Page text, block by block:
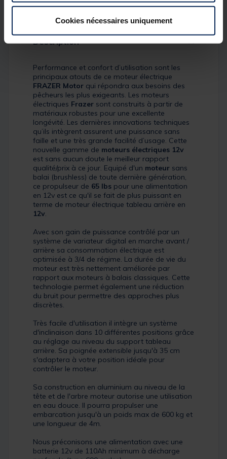
Cookies nécessaires uniquement
Description
Performance et confort d’utilisation sont les
principaux atouts de ce moteur électrique
FRAZER Motor qui répondra aux besoins des
pêcheurs les plus exigeants. Les moteurs
électriques Frazer sont construits à partir de
matériaux robustes pour une excellente
longévité. Les dernières innovations techniques
qu’ils intègrent assurent une puissance sans
faille et une très grande facilité d’usage. Cette
nouvelle gamme de moteurs électriques 12v
est sans aucun doute le meilleur rapport
qualité/prix à ce jour. Equipé d'un moteur sans
balai (brushless) de toute dernière génération,
ce propulseur de 65 lbs pour une alimentation
en 12v est ce qu'il se fait de plus puissant en
terme de moteur électrique tableau arrière en
12v.
Avec son gain de puissance contrôlé par un
système de variateur digital en marche avant /
arrière sa consommation électrique est
optimisée à 3/4 de régime. La durée de vie du
moteur est très nettement améliorée par
rapport aux moteurs à balais classiques. Cette
technologie permet également une réduction
du bruit pour permettre des approches plus
discrètes.
Très facile d'utilisation il intègre un système
d'inclinaison dans 10 différentes positions grâce
au réglage au niveau du support tableau
arrière. Sa poignée extensible jusqu'à 35 cm
s'adaptera à votre position idéale pour
contrôler le moteur.
Sa construction en aluminium au niveau de la
tête et de l'arbre moteur autorise une utilisation
en eau douce. Il pourra propulser une
embarcation jusqu'à un poids max de 600 kg et
une longueur de 4m.
Nous préconisons une alimentation avec une
batterie 12v de 110Ah minimum à décharge